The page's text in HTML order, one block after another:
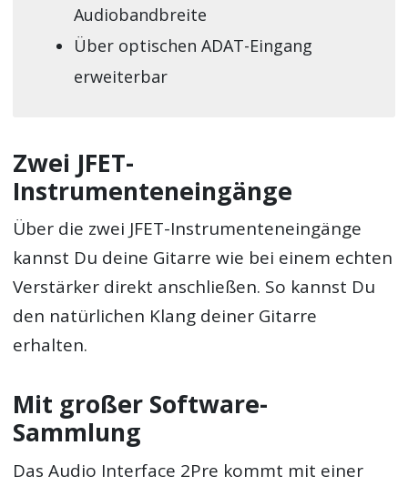
Audiobandbreite
Über optischen ADAT-Eingang
erweiterbar
Zwei JFET-
Instrumenteneingänge
Über die zwei JFET-Instrumenteneingänge
kannst Du deine Gitarre wie bei einem echten
Verstärker direkt anschließen. So kannst Du
den natürlichen Klang deiner Gitarre
erhalten.
Mit großer Software-
Sammlung
Das Audio Interface 2Pre kommt mit einer